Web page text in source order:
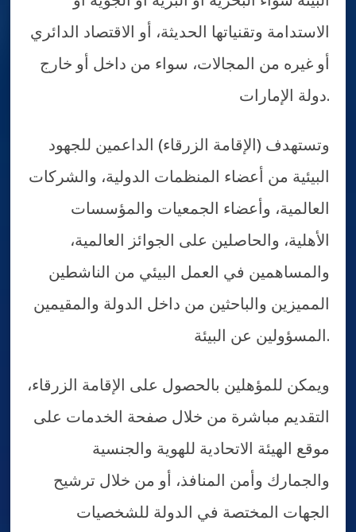
الاستدامة وتقنياتها الحديثة، أو الاقتصاد الدائري
أو غيره من المجالات، سواء من داخل أو خارج
دولة الإمارات.
وتستهدف (الإقامة الزرقاء) الداعمين للجهود
البيئية من أعضاء المنظمات الدولية، والشركات
العالمية، وأعضاء الجمعيات والمؤسسات
الأهلية، والحاصلين على الجوائز العالمية،
والمساهمين في العمل البيئي من الناشطين
المميزين والباحثين من داخل الدولة والمقيمين
المسؤولين عن البيئة.
ويمكن للمؤهلين بالحصول على الإقامة الزرقاء،
التقديم مباشرة من خلال صفحة الخدمات على
موقع الهيئة الاتحادية للهوية والجنسية
والجمارك وأمن المنافذ، أو من خلال ترشيح
الجهات المختصة في الدولة للشخصيات